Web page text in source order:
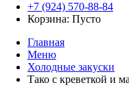
+7 (924) 570-88-84
Корзина: Пусто
Главная
Меню
Холодные закуски
Тако с креветкой и